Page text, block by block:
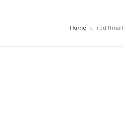
Home rediffmail